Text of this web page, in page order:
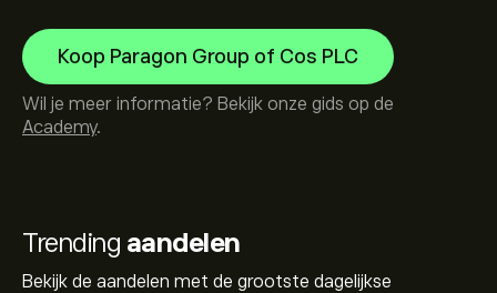
Trending aandelen
Bekijk de aandelen met de grootste dagelijkse
Koop Paragon Group of Cos PLC
Wil je meer informatie? Bekijk onze gids op de
Academy.